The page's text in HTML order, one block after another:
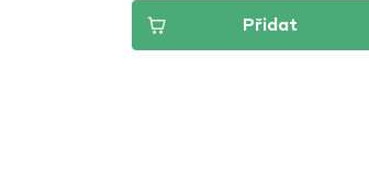
Přidat